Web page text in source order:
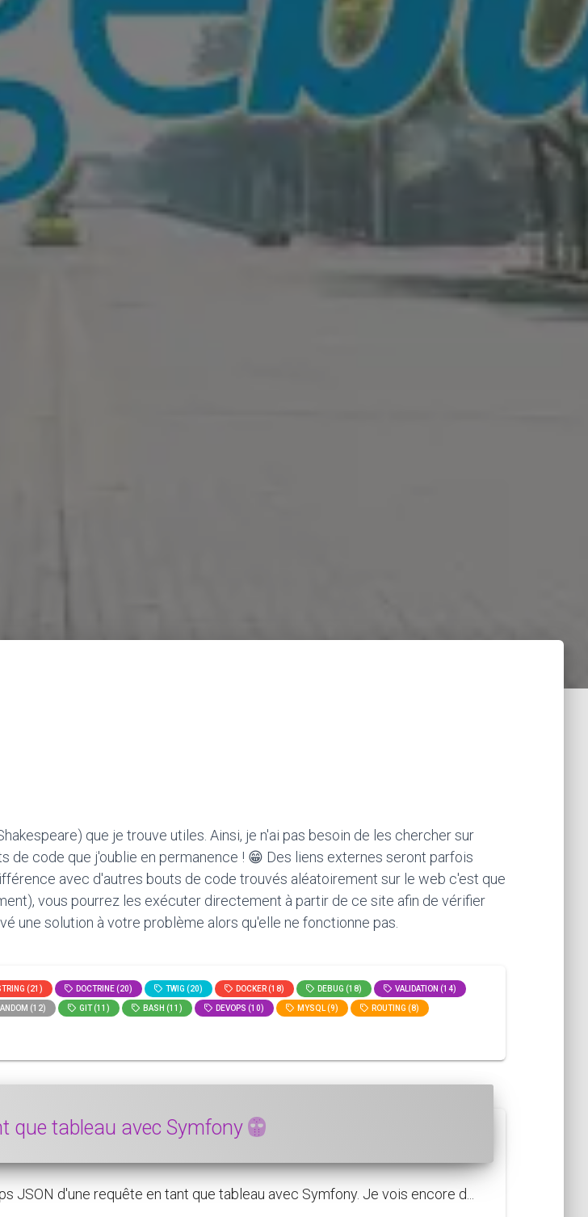
que je trouve utiles. Ainsi, je n'ai pas besoin de les chercher sur
de code que j'oublie en permanence ! 😁 Des liens externes seront parfois
avec d'autres bouts de code trouvés aléatoirement sur le web c'est que
vous pourrez les exécuter directement à partir de ce site afin de vérifier
une solution à votre problème alors qu'elle ne fonctionne pas.
(21) DOCTRINE (20) TWIG (20) DOCKER (18) DEBUG (18) VALIDATION (14)
(12) GIT (11) BASH (11) DEVOPS (10) MYSQL (9) ROUTING (8)
que tableau avec Symfony
d'une requête en tant que tableau avec Symfony. Je vois encore d...